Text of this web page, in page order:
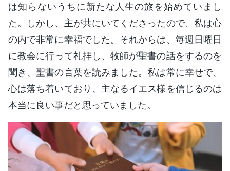
は知らないうちに新たな人生の旅を始めていまし
た。しかし、主が共にいてくださったので、私は心
の内で非常に幸福でした。それからは、毎週日曜日
に教会に行って礼拝し、牧師が聖書の話をするのを
聞き、聖書の言葉を読みました。私は常に幸せで、
心は落ち着いており、主なるイエス様を信じるのは
本当に良い事だと思っていました。